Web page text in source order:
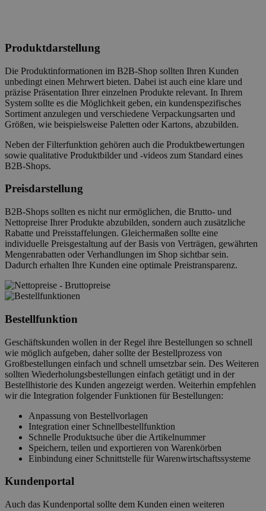
Produktdarstellung
Die Produktinformationen im B2B-Shop sollten Ihren Kunden
unbedingt einen Mehrwert bieten. Dabei ist auch eine klare und
präzise Präsentation Ihrer einzelnen Produkte relevant. In Ihrem
System sollte es die Möglichkeit geben, ein kundenspezifisches
Sortiment anzulegen und verschiedene Verpackungsarten und
Größen, wie beispielsweise Paletten oder Kartons, abzubilden.
Neben der Filterfunktion gehören auch die Produktbewertungen
sowie qualitative Produktbilder und -videos zum Standard eines
B2B-Shops.
Preisdarstellung
B2B-Shops sollten es nicht nur ermöglichen, die Brutto- und
Nettopreise Ihrer Produkte abzubilden, sondern auch zusätzliche
Rabatte und Preisstaffelungen. Gleichermaßen sollte eine
individuelle Preisgestaltung auf der Basis von Verträgen, gewährten
Mengenrabatten oder Verhandlungen im Shop sichtbar sein.
Dadurch erhalten Ihre Kunden eine optimale Preistransparenz.
Bestellfunktion
Geschäftskunden wollen in der Regel ihre Bestellungen so schnell
wie möglich aufgeben, daher sollte der Bestellprozess von
Großbestellungen einfach und schnell umsetzbar sein. Des Weiteren
sollten Wiederholungsbestellungen einfach getätigt und in der
Bestellhistorie des Kunden angezeigt werden. Weiterhin empfehlen
wir die Integration folgender Funktionen für Bestellungen:
Anpassung von Bestellvorlagen
Integration einer Schnellbestellfunktion
Schnelle Produktsuche über die Artikelnummer
Speichern, teilen und exportieren von Warenkörben
Einbindung einer Schnittstelle für Warenwirtschaftssysteme
Kundenportal
Auch das Kundenportal sollte dem Kunden einen weiteren